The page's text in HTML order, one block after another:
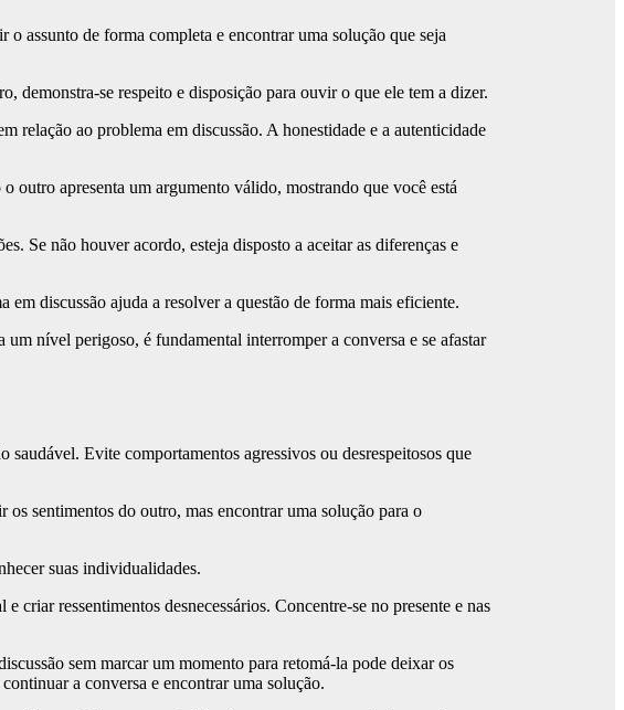
assunto de forma completa e encontrar uma solução que seja
demonstra-se respeito e disposição para ouvir o que ele tem a dizer.
relação ao problema em discussão. A honestidade e a autenticidade
outro apresenta um argumento válido, mostrando que você está
Se não houver acordo, esteja disposto a aceitar as diferenças e
discussão ajuda a resolver a questão de forma mais eficiente.
nível perigoso, é fundamental interromper a conversa e se afastar
saudável. Evite comportamentos agressivos ou desrespeitosos que
sentimentos do outro, mas encontrar uma solução para o
suas individualidades.
criar ressentimentos desnecessários. Concentre-se no presente e nas
sem marcar um momento para retomá-la pode deixar os
a conversa e encontrar uma solução.